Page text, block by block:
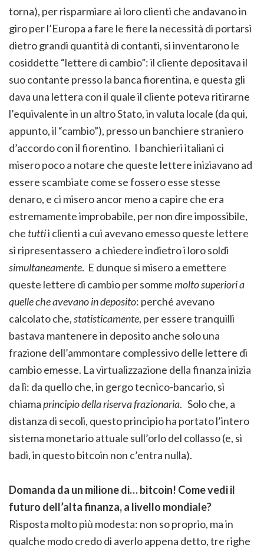
torna), per risparmiare ai loro clienti che andavano in
giro per l’Europa a fare le fiere la necessità di portarsi
dietro grandi quantità di contanti, si inventarono le
cosiddette “lettere di cambio”: il cliente depositava il
suo contante presso la banca fiorentina, e questa gli
dava una lettera con il quale il cliente poteva ritirarne
l’equivalente in un altro Stato, in valuta locale (da qui,
appunto, il “cambio”), presso un banchiere straniero
d’accordo con il fiorentino. I banchieri italiani ci
misero poco a notare che queste lettere iniziavano ad
essere scambiate come se fossero esse stesse
denaro, e ci misero ancor meno a capire che era
estremamente improbabile, per non dire impossibile,
che tuttii clienti a cui avevano emesso queste lettere
si ripresentassero a chiedere indietro i loro soldi
simultaneamente. E dunque si misero a emettere
queste lettere di cambio per sommemolto superiori a
quelle che avevano in deposito: perché avevano
calcolato che,statisticamente, per essere tranquilli
bastava mantenere in deposito anche solo una
frazione dell’ammontare complessivo delle lettere di
cambio emesse. La virtualizzazione della finanza inizia
da lì: da quello che, in gergo tecnico-bancario, si
chiamaprincipio della riserva frazionaria. Solo che, a
distanza di secoli, questo principio ha portato l’intero
sistema monetario attuale sull’orlo del collasso (e, si
badi, in questo bitcoin non c’entra nulla).
Domanda da un milione di… bitcoin! Come vedi il
futuro dell’alta finanza, a livello mondiale?
Risposta molto più modesta: non so proprio, ma in
qualche modo credo di averlo appena detto, tre righe